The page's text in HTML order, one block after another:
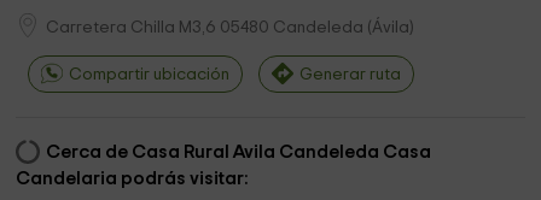
Carretera Chilla M3,6 05480 Candeleda (Ávila)
Compartir ubicación Generar ruta
Cerca de Casa Rural Avila Candeleda Casa
Candelaria podrás visitar: